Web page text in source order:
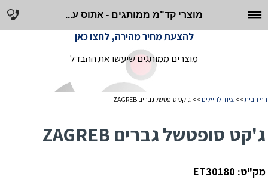
מוצרי קד"מ ממותגים - אתוס ע...
מוצרים ממותגים שיעשו את ההבדל
להצעת מחיר מהירה, לחצו כאן
דף הבית >> ציוד לחיילים >> ג'קט סופטשל גברים ZAGREB
ג'קט סופטשל גברים ZAGREB
מק"ט: ET30180